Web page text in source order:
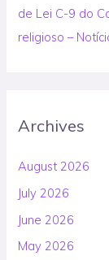
de Lei C-9 do
religioso –
Archives
August 2026
July 2026
June 2026
May 2026